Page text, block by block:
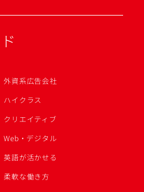
外資系広告会社
ハイクラス
クリエイティブ
Web・デジタル
英語が活かせる
柔軟な働き方